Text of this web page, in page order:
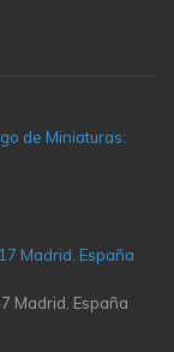
de Miniaturas:
Madrid. España
Madrid. España